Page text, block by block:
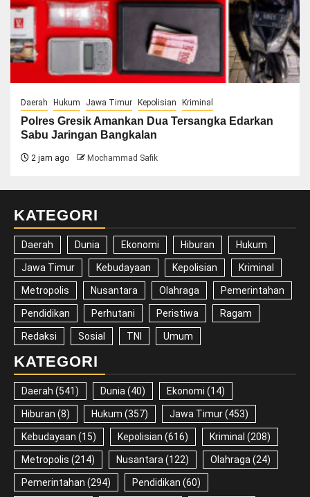
Daerah Hukum Jawa Timur Kepolisian Kriminal
Polres Gresik Amankan Dua Tersangka Edarkan
Sabu Jaringan Bangkalan
2 jam ago Mochammad Safik
KATEGORI
Daerah Dunia Ekonomi Hiburan Hukum
Jawa Timur Kebudayaan Kepolisian Kriminal
Metropolis Nusantara Olahraga Pemerintahan
Pendidikan Perhutani Peristiwa Ragam
Redaksi Sosial TNI Umum
KATEGORI
Daerah (541) Dunia (40) Ekonomi (14)
Hiburan (8) Hukum (357) Jawa Timur(453)
Kebudayaan (15) Kepolisian (616) Kriminal (208)
Metropolis (214) Nusantara (122) Olahraga (24)
Pemerintahan (294) Pendidikan (60)